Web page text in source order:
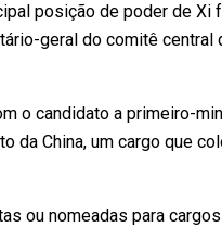
posição de poder de
geral do comitê central
o candidato a primeiro-
da China, um cargo que
ou nomeadas para